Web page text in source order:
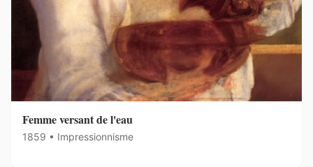
Femme versant de l'eau
1859 • Impressionnisme